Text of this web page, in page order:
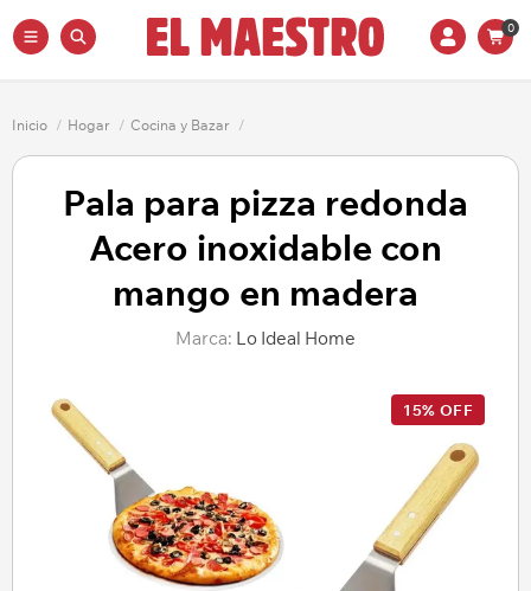
0
Inicio / Hogar / Cocina y Bazar /
Pala para pizza redonda
Acero inoxidable con
mango en madera
Marca: Lo Ideal Home
15% OFF